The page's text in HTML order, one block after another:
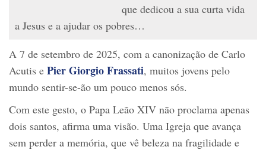
que dedicou a sua curta vida
a Jesus e a ajudar os pobres…
A 7 de setembro de 2025, com a canonização de Carlo
Acutis e Pier Giorgio Frassati, muitos jovens pelo
mundo sentir-se-ão um pouco menos sós.
Com este gesto, o Papa Leão XIV não proclama apenas
dois santos, afirma uma visão. Uma Igreja que avança
sem perder a memória, que vê beleza na fragilidade e